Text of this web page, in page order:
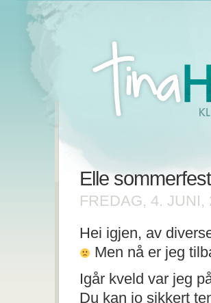
Elle
FREDAG, 4. JUNI,
Hei igjen, av
Men nå er jeg
Igår kveld var jeg
Du kan jo sikkert